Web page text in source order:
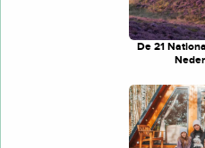
De 21